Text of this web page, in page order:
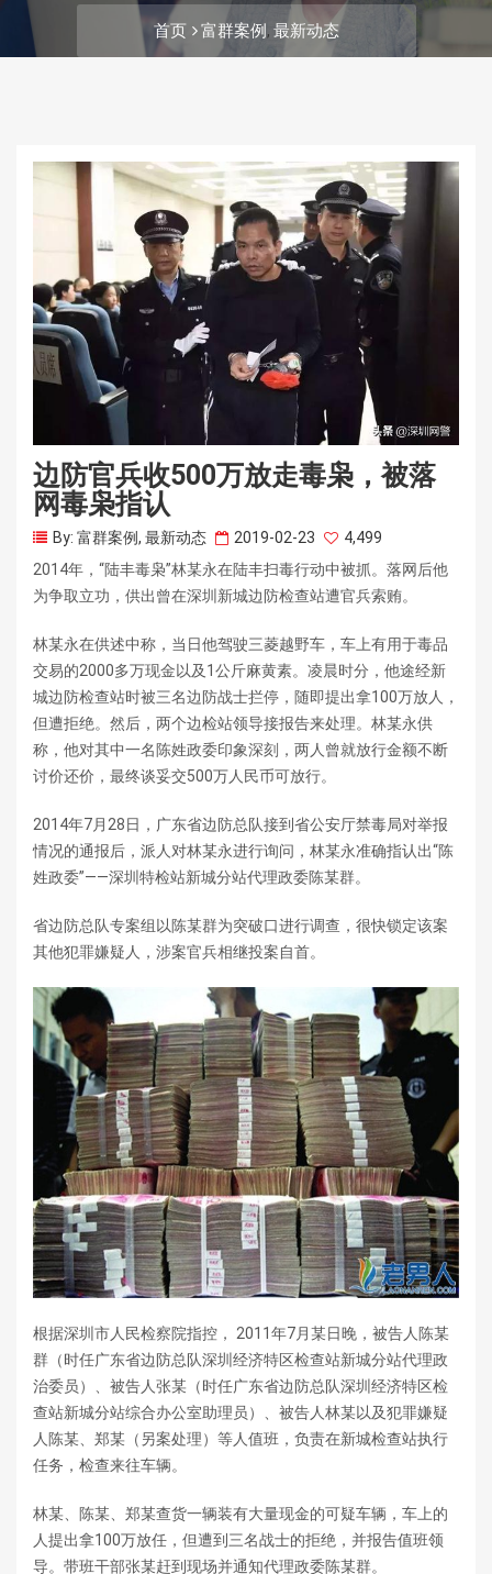
首页 富群案例, 最新动态
边防官兵收500万放走毒枭，被落
网毒枭指认
By: 富群案例, 最新动态 2019-02-23
4,499
2014年，“陆丰毒枭”林某永在陆丰扫毒行动中被抓。落网后他
为争取立功，供出曾在深圳新城边防检查站遭官兵索贿。
林某永在供述中称，当日他驾驶三菱越野车，车上有用于毒品
交易的2000多万现金以及1公斤麻黄素。凌晨时分，他途经新
城边防检查站时被三名边防战士拦停，随即提出拿100万放人，
但遭拒绝。然后，两个边检站领导接报告来处理。林某永供
称，他对其中一名陈姓政委印象深刻，两人曾就放行金额不断
讨价还价，最终谈妥交500万人民币可放行。
2014年7月28日，广东省边防总队接到省公安厅禁毒局对举报
情况的通报后，派人对林某永进行询问，林某永准确指认出“陈
姓政委”——深圳特检站新城分站代理政委陈某群。
省边防总队专案组以陈某群为突破口进行调查，很快锁定该案
其他犯罪嫌疑人，涉案官兵相继投案自首。
根据深圳市人民检察院指控， 2011年7月某日晚，被告人陈某
群（时任广东省边防总队深圳经济特区检查站新城分站代理政
治委员）、被告人张某（时任广东省边防总队深圳经济特区检
查站新城分站综合办公室助理员）、被告人林某以及犯罪嫌疑
人陈某、郑某（另案处理）等人值班，负责在新城检查站执行
任务，检查来往车辆。
林某、陈某、郑某查货一辆装有大量现金的可疑车辆，车上的
人提出拿100万放任，但遭到三名战士的拒绝，并报告值班领
导。带班干部张某赶到现场并通知代理政委陈某群。